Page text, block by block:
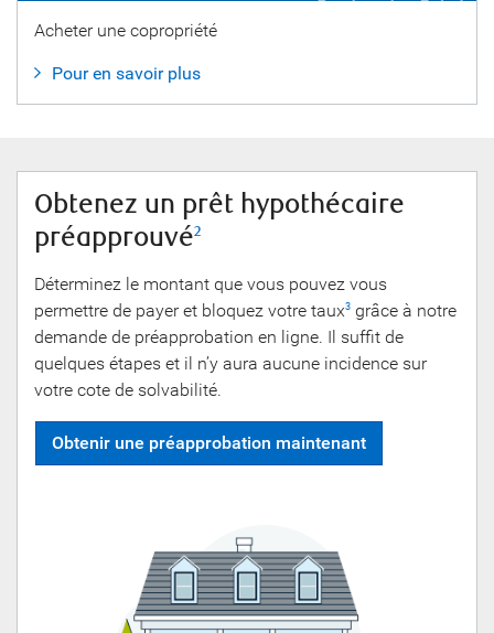
Acheter une copropriété
Pour en savoir plus
Obtenez un prêt hypothécaire
préapprouvé2
Déterminez le montant que vous pouvez vous
permettre de payer et bloquez votre taux3 grâce à notre
demande de préapprobation en ligne. Il suffit de
quelques étapes et il n’y aura aucune incidence sur
votre cote de solvabilité.
Obtenir une préapprobation maintenant